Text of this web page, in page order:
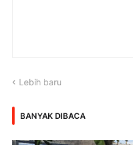
Lebih baru
BANYAK DIBACA